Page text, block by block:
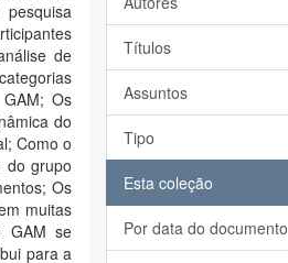
de
Os
do
Como o
do grupo
Os
muitas
GAM se
para a
Títulos
Assuntos
Tipo
Esta coleção
Por data do documento